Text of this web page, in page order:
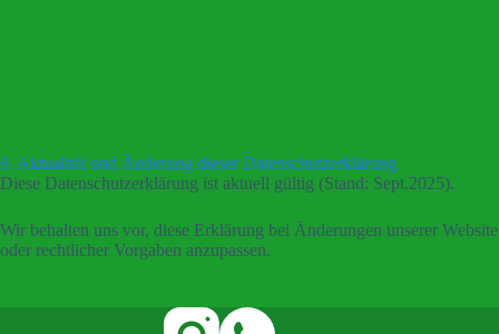
9. Aktualität und Änderung dieser Datenschutzerklärung
Diese Datenschutzerklärung ist aktuell gültig (Stand: Sept.2025).
Wir behalten uns vor, diese Erklärung bei Änderungen unserer Website
oder rechtlicher Vorgaben anzupassen.